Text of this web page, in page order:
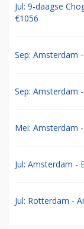
Jul: 9-daagse
€1056
Sep: Amsterdam
Sep: Amsterdam
Mei: Amsterdam
Jul: Amsterdam -
Jul: Rotterdam -